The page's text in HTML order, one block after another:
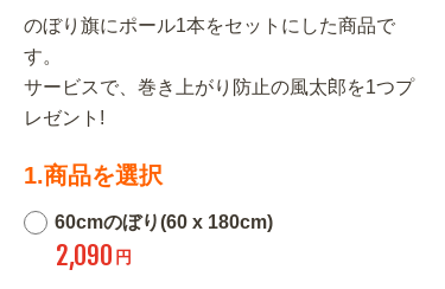
のぼり旗にポール1本をセットにした商品で
す。
サービスで、巻き上がり防止の風太郎を1つプ
レゼント!
1.商品を選択
60cmのぼり(60 x 180cm)
2,090 円